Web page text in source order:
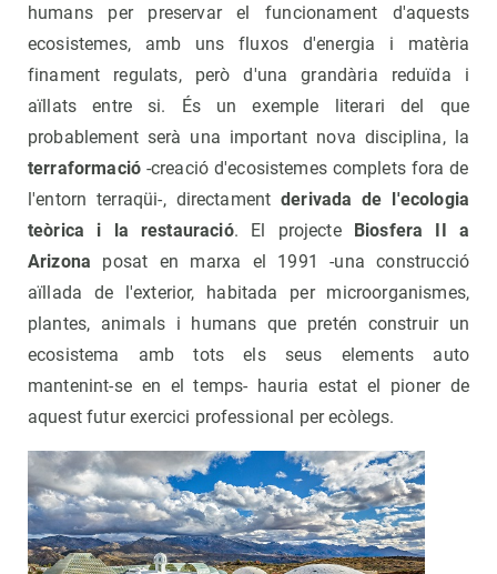
humans per preservar el funcionament d'aquests
ecosistemes, amb uns fluxos d'energia i matèria
finament regulats, però d'una grandària reduïda i
aïllats entre si. És un exemple literari del que
probablement serà una important nova disciplina, la
terraformació -creació d'ecosistemes complets fora de
l'entorn terraqüi-, directamentderivada de l'ecologia
teòrica i la restauració. El projecteBiosfera II a
Arizona posat en marxa el 1991 -una construcció
aïllada de l'exterior, habitada per microorganismes,
plantes, animals i humans que pretén construir un
ecosistema amb tots els seus elements auto
mantenint-se en el temps- hauria estat el pioner de
aquest futur exercici professional per ecòlegs.